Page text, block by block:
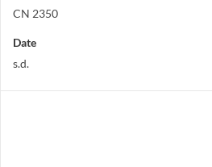
CN 2350
Date
s.d.